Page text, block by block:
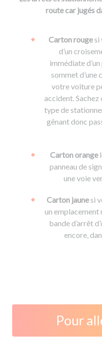
route car jugés
Carton rouge si
d’un
immédiate
sommet d’une
votre voiture
accident. Sachez
type de
gênant donc
Carton orange
panneau de
une voie
Carton jaunesi
un emplacement
bande d’arrêt
encore,
Pour